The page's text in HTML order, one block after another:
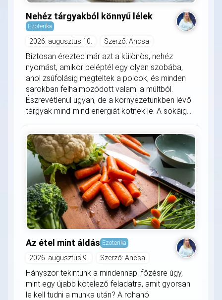
Nehéz tárgyakból könnyű lélek
Ezoterika
2026. augusztus 10. Szerző: Ancsa
Biztosan érezted már azt a különös, nehéz
nyomást, amikor beléptél egy olyan szobába,
ahol zsúfolásig megteltek a polcok, és minden
sarokban felhalmozódott valami a múltból.
Észrevétlenül ugyan, de a környezetünkben lévő
tárgyak mind-mind energiát kötnek le. A sokáig...
Az étel mint áldás Ezoterika
2026. augusztus 9. Szerző: Ancsa
Hányszor tekintünk a mindennapi főzésre úgy,
mint egy újabb kötelező feladatra, amit gyorsan
le kell tudni a munka után? A rohanó